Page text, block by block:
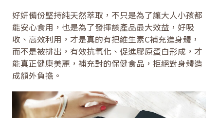
好妍備份堅持純天然萃取，不只是為了讓大人小孩都
能安心食用，也是為了發揮該產品最大效益，好吸
收、高效利用，才是真的有把維生素C補充進身體，
而不是被排出，有效抗氧化、促進膠原蛋白形成，才
能真正健康美麗，補充對的保健食品，拒絕對身體造
成額外負擔。